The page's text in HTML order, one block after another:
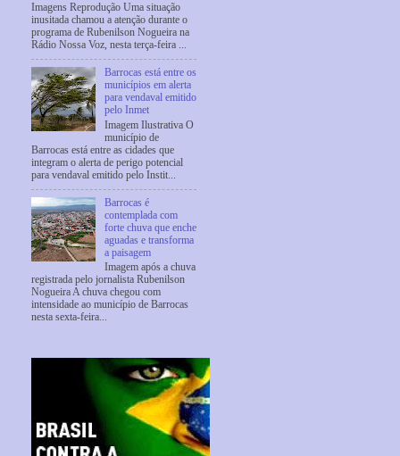
Imagens Reprodução Uma situação
inusitada chamou a atenção durante o
programa de Rubenilson Nogueira na
Rádio Nossa Voz, nesta terça-feira ...
Barrocas está entre os
municípios em alerta
para vendaval emitido
pelo Inmet
Imagem Ilustrativa O
município de
Barrocas está entre as cidades que
integram o alerta de perigo potencial
para vendaval emitido pelo Instit...
Barrocas é
contemplada com
forte chuva que enche
aguadas e transforma
a paisagem
Imagem após a chuva
registrada pelo jornalista Rubenilson
Nogueira A chuva chegou com
intensidade ao município de Barrocas
nesta sexta-feira...